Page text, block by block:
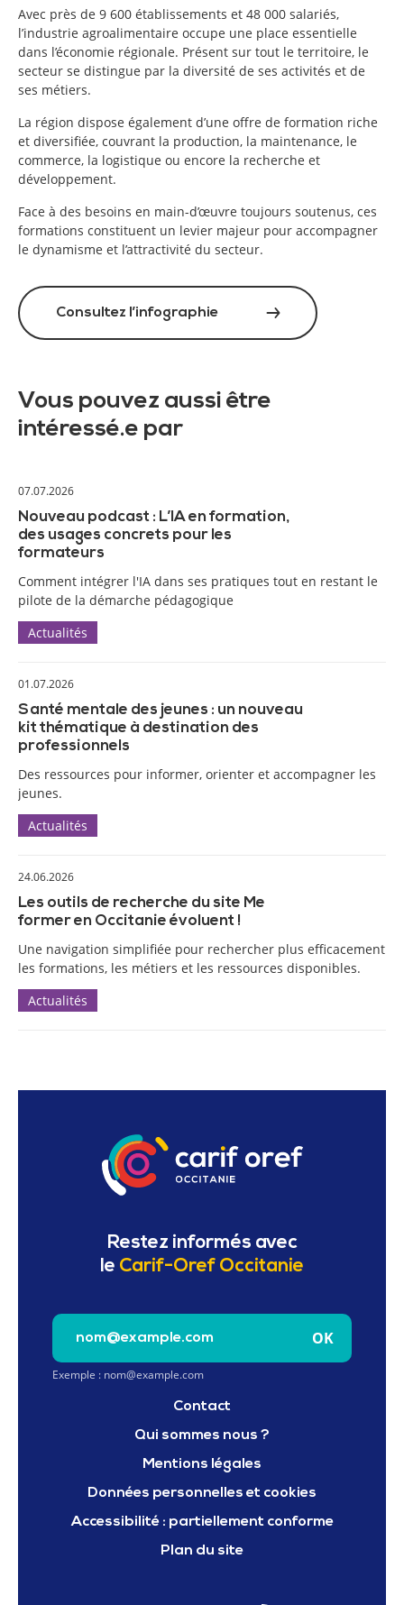
Avec près de 9 600 établissements et 48 000 salariés,
l’industrie agroalimentaire occupe une place essentielle
dans l’économie régionale. Présent sur tout le territoire, le
secteur se distingue par la diversité de ses activités et de
ses métiers.
La région dispose également d’une offre de formation riche
et diversifiée, couvrant la production, la maintenance, le
commerce, la logistique ou encore la recherche et
développement.
Face à des besoins en main-d’œuvre toujours soutenus, ces
formations constituent un levier majeur pour accompagner
le dynamisme et l’attractivité du secteur.
Consultez l’infographie
Vous pouvez aussi être
intéressé.e par
07.07.2026
Nouveau podcast : L’IA en formation,
des usages concrets pour les
formateurs
Comment intégrer l'IA dans ses pratiques tout en restant le
pilote de la démarche pédagogique
Actualités
01.07.2026
Santé mentale des jeunes : un nouveau
kit thématique à destination des
professionnels
Des ressources pour informer, orienter et accompagner les
jeunes.
Actualités
24.06.2026
Les outils de recherche du site Me
former en Occitanie évoluent !
Une navigation simplifiée pour rechercher plus efficacement
les formations, les métiers et les ressources disponibles.
Actualités
Restez informés avec
le Carif-Oref Occitanie
Saisissez votre e-mail pour vous inscrire à la
Exemple : nom@example.com
OK
Contact
Qui sommes nous ?
Mentions légales
Données personnelles et cookies
Accessibilité : partiellement conforme
Plan du site